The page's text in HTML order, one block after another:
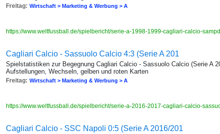
Freitag: Wirtschaft > Marketing & Werbung > A
https://www.weltfussball.de/spielbericht/serie-a-1998-1999-cagliari-calcio-
Cagliari Calcio - Sassuolo Calcio 4:3 (Serie A 201
Spielstatistiken zur Begegnung Cagliari Calcio - Sassuolo Calcio (Serie A
Aufstellungen, Wechseln, gelben und roten Karten
Freitag: Wirtschaft > Marketing & Werbung > A
https://www.weltfussball.de/spielbericht/serie-a-2016-2017-cagliari-calcio-
Cagliari Calcio - SSC Napoli 0:5 (Serie A 2016/201